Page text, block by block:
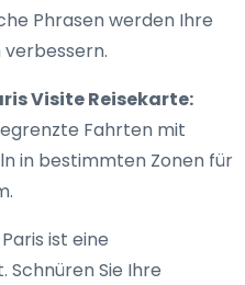
Phrasen werden Ihre
Visite Reisekarte:
Fahrten mit
in bestimmten Zonen für
Paris ist eine
Sie Ihre